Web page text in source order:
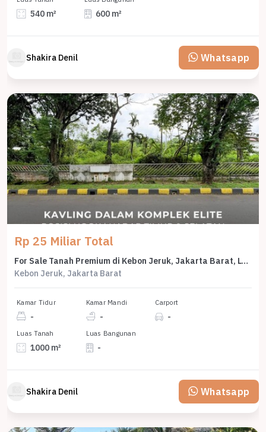
540 m² 600 m²
Shakira Denil Whatsapp
Rp 25 Miliar Total
For Sale Tanah Premium di Kebon Jeruk, Jakarta Barat, LT 1000m²
Kebon Jeruk, Jakarta Barat
Kamar Tidur
-
Kamar Mandi
-
Carport
-
Luas Tanah
1000 m²
Luas Bangunan
-
Shakira Denil Whatsapp